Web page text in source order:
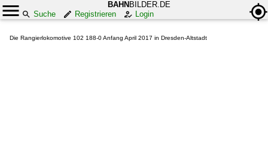
BAHN BILDER.DE
Suche
Registrieren Login
Die Rangierlokomotive 102 188-0 Anfang April 2017 in Dresden-Altstadt